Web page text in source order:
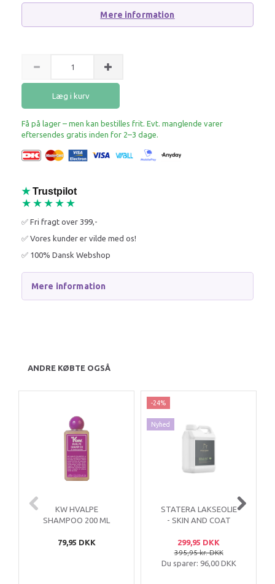
Mere information
Læg i kurv
Få på lager – men kan bestilles frit. Evt. manglende varer
eftersendes gratis inden for 2–3 dage.
★ Trustpilot
★★★★★
✅ Fri fragt over 399,-
✅ Vores kunder er vilde med os!
✅ 100% Dansk Webshop
Mere information
ANDRE KØBTE OGSÅ
KW HVALPE
SHAMPOO 200 ML
79,95 DKK
-24%
Nyhed
STATERA LAKSEOLIE
- SKIN AND COAT
299,95 DKK
395,95 kr. DKK
Du sparer: 96,00 DKK